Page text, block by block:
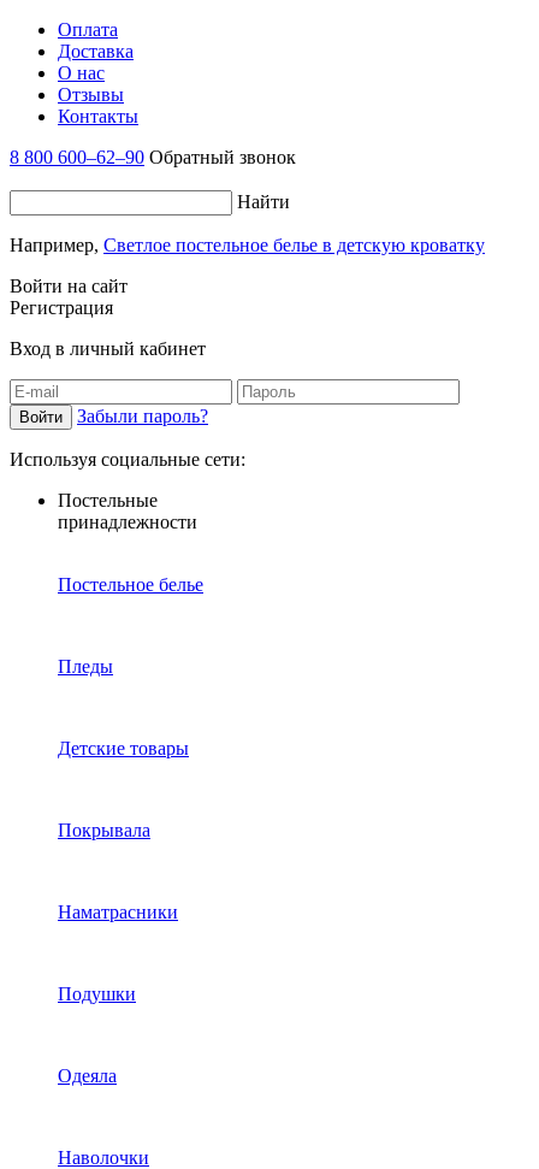
Оплата
Доставка
О нас
Отзывы
Контакты
8 800 600–62–90 Обратный звонок
Найти
Например, Светлое постельное белье в детскую кроватку
Войти на сайт
Регистрация
Вход в личный кабинет
Забыли пароль?
Используя социальные сети:
Постельные
принадлежности
Постельное белье
Пледы
Детские товары
Покрывала
Наматрасники
Подушки
Одеяла
Наволочки